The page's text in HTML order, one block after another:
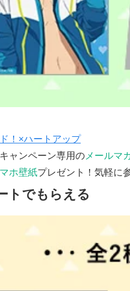
！×ハートアップ
ャンペーン専用の メールマ
ホ壁紙プレゼント！気軽に
トでもらえる